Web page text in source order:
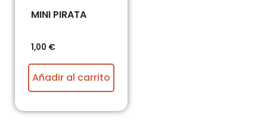
MINI PIRATA
1,00 €
Añadir al carrito